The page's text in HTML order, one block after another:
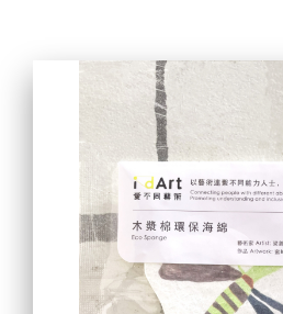
爱不同艺术
艺廊及活动
艺术培训